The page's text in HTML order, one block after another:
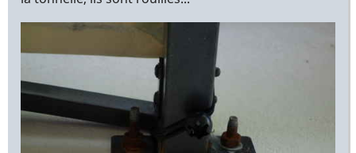
Christophe